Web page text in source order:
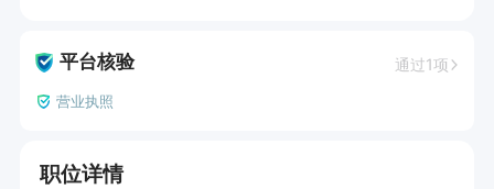
平台核验 通过1项
营业执照
职位详情